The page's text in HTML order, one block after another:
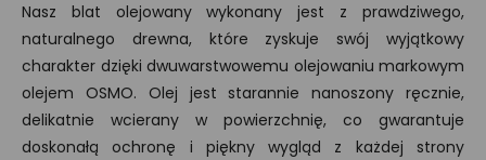
Nasz blat olejowany wykonany jest z prawdziwego,
naturalnego drewna, które zyskuje swój wyjątkowy
charakter dzięki dwuwarstwowemu olejowaniu markowym
olejem OSMO. Olej jest starannie nanoszony ręcznie,
delikatnie wcierany w powierzchnię, co gwarantuje
doskonałą ochronę i piękny wygląd z każdej strony